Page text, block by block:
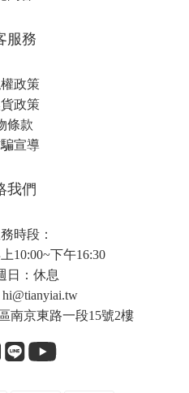
服務
政策
政策
條款
宣導
我們
時段：
10:00~下午16:30
日：休息
hi@tianyiai.tw
南京東路一段15號2樓